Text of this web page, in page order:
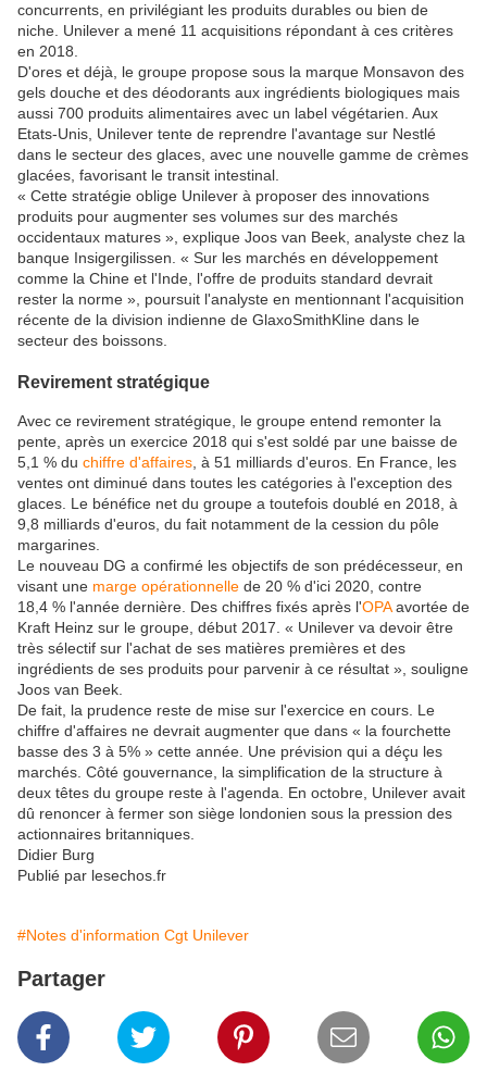
concurrents, en privilégiant les produits durables ou bien de
niche. Unilever a mené 11 acquisitions répondant à ces critères
en 2018.
D'ores et déjà, le groupe propose sous la marque Monsavon des
gels douche et des déodorants aux ingrédients biologiques mais
aussi 700 produits alimentaires avec un label végétarien. Aux
Etats-Unis, Unilever tente de reprendre l'avantage sur Nestlé
dans le secteur des glaces, avec une nouvelle gamme de crèmes
glacées, favorisant le transit intestinal.
« Cette stratégie oblige Unilever à proposer des innovations
produits pour augmenter ses volumes sur des marchés
occidentaux matures », explique Joos van Beek, analyste chez la
banque Insigergilissen. « Sur les marchés en développement
comme la Chine et l'Inde, l'offre de produits standard devrait
rester la norme », poursuit l'analyste en mentionnant l'acquisition
récente de la division indienne de GlaxoSmithKline dans le
secteur des boissons.
Revirement stratégique
Avec ce revirement stratégique, le groupe entend remonter la
pente, après un exercice 2018 qui s'est soldé par une baisse de
5,1 % du chiffre d'affaires , à 51 milliards d'euros. En France, les
ventes ont diminué dans toutes les catégories à l'exception des
glaces. Le bénéfice net du groupe a toutefois doublé en 2018, à
9,8 milliards d'euros, du fait notamment de la cession du pôle
margarines.
Le nouveau DG a confirmé les objectifs de son prédécesseur, en
visant une marge opérationnelle de 20 % d'ici 2020, contre
18,4 % l'année dernière. Des chiffres fixés après l'OPAavortée de
Kraft Heinz sur le groupe, début 2017. « Unilever va devoir être
très sélectif sur l'achat de ses matières premières et des
ingrédients de ses produits pour parvenir à ce résultat », souligne
Joos van Beek.
De fait, la prudence reste de mise sur l'exercice en cours. Le
chiffre d'affaires ne devrait augmenter que dans « la fourchette
basse des 3 à 5% » cette année. Une prévision qui a déçu les
marchés. Côté gouvernance, la simplification de la structure à
deux têtes du groupe reste à l'agenda. En octobre, Unilever avait
dû renoncer à fermer son siège londonien sous la pression des
actionnaires britanniques.
Didier Burg
Publié par lesechos.fr
#Notes d'information Cgt Unilever
Partager